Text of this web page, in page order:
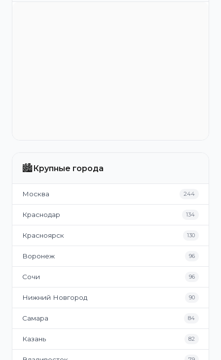
🏙️Крупные города
Москва 244
Краснодар 134
Красноярск 130
Воронеж 96
Сочи 96
Нижний Новгород 90
Самара 84
Казань 82